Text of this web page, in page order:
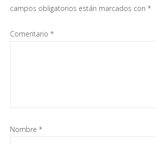
campos obligatorios están marcados con *
Comentario *
Nombre *